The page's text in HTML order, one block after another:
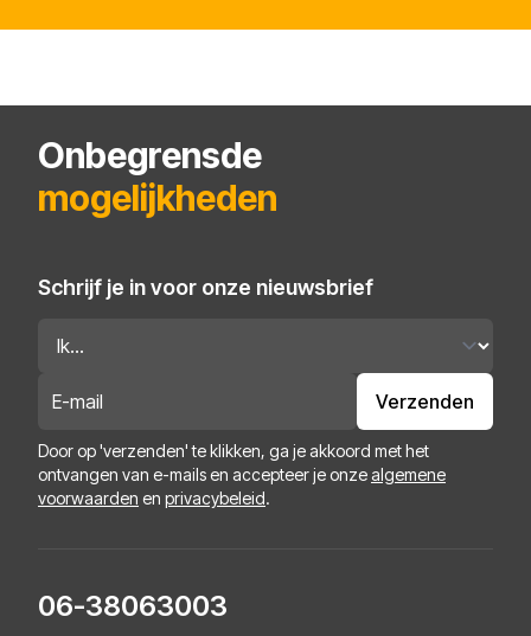
Onbegrensde
mogelijkheden
Schrijf je in voor onze nieuwsbrief
Verzenden
Door op 'verzenden' te klikken, ga je akkoord met het
ontvangen van e-mails en accepteer je onzealgemene
voorwaarden en privacybeleid.
06-38063003